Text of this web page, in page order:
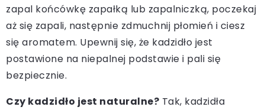
zapal końcówkę zapałką lub zapalniczką, poczekaj
aż się zapali, następnie zdmuchnij płomień i ciesz
się aromatem. Upewnij się, że kadzidło jest
postawione na niepalnej podstawie i pali się
bezpiecznie.
Czy kadzidło jest naturalne? Tak, kadzidła